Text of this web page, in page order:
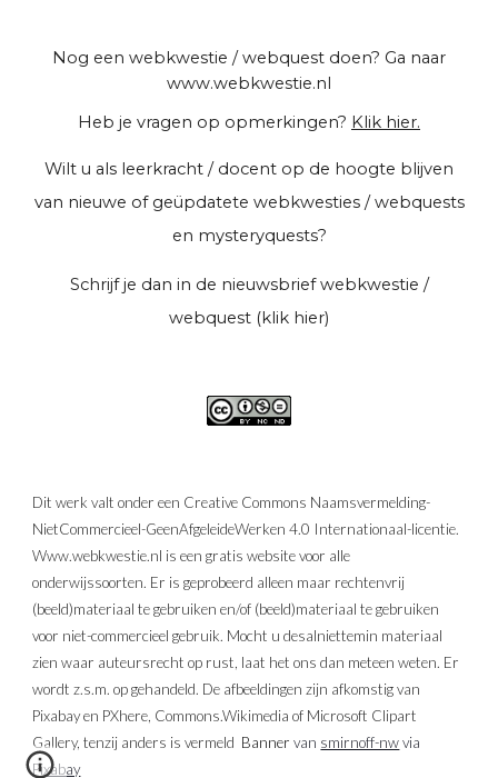
Nog een webkwestie / webquest doen? Ga naar
www.webkwestie.nl
Heb je vragen op opmerkingen? Klik hier.
Wilt u als leerkracht / docent op de hoogte blijven
van nieuwe of geüpdatete webkwesties / webquests
en mysteryquests?
Schrijf je dan in de nieuwsbrief webkwestie /
webquest (klik hier)
Dit werk valt onder een Creative Commons Naamsvermelding-
NietCommercieel-GeenAfgeleideWerken 4.0 Internationaal-licentie.
Www.webkwestie.nl is een gratis website voor alle
onderwijssoorten. Er is geprobeerd alleen maar rechtenvrij
(beeld)materiaal te gebruiken en/of (beeld)materiaal te gebruiken
voor niet-commercieel gebruik. Mocht u desalniettemin materiaal
zien waar auteursrecht op rust, laat het ons dan meteen weten. Er
wordt z.s.m. op gehandeld. De afbeeldingen zijn afkomstig van
Pixabay en PXhere, Commons.Wikimedia of Microsoft Clipart
Gallery, tenzij anders is vermeld Bannervan smirnoff-nwvia
Pixabay